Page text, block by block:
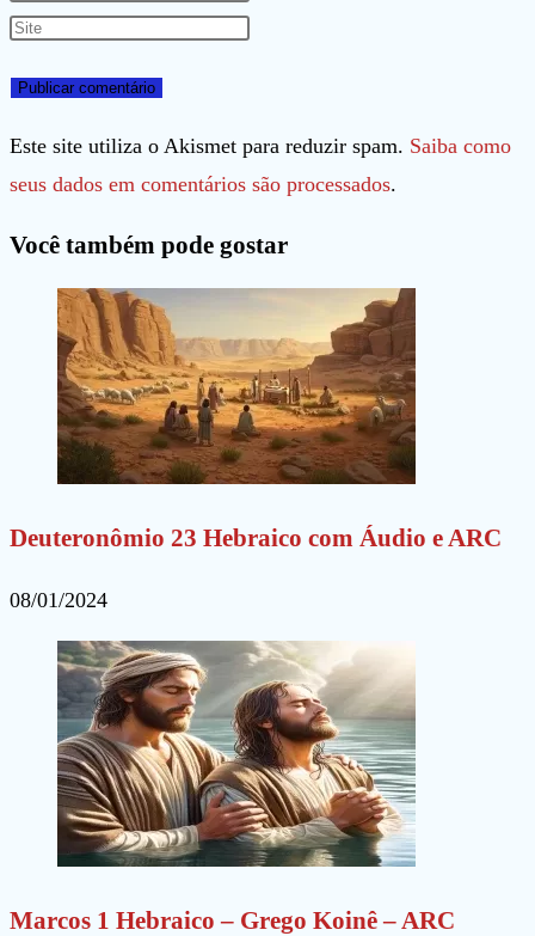
nome
nome
de
usuário
comentar
seu
de
e-
mail
comentar
Digite
URL
do
seu
(opcional)
Este site utiliza o Akismet para reduzir spam. Saiba como
seus dados em comentários são processados.
Você também pode gostar
Deuteronômio 23 Hebraico com Áudio e ARC
08/01/2024
Marcos 1 Hebraico – Grego Koinê – ARC